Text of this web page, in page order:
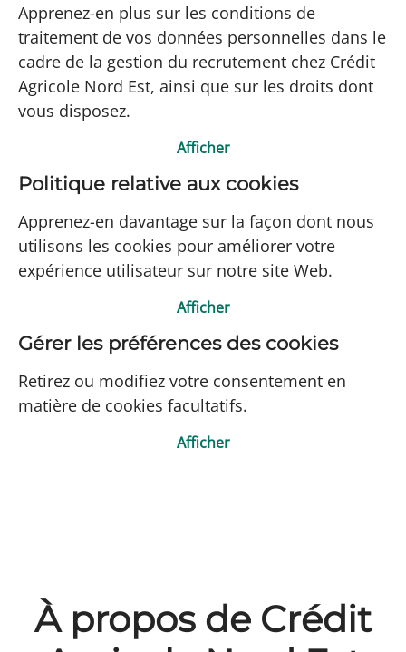
Apprenez-en plus sur les conditions de
traitement de vos données personnelles dans le
cadre de la gestion du recrutement chez Crédit
Agricole Nord Est, ainsi que sur les droits dont
vous disposez.
Afficher
Politique relative aux cookies
Apprenez-en davantage sur la façon dont nous
utilisons les cookies pour améliorer votre
expérience utilisateur sur notre site Web.
Afficher
Gérer les préférences des cookies
Retirez ou modifiez votre consentement en
matière de cookies facultatifs.
Afficher
À propos de Crédit